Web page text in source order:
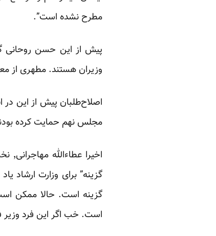
مطرح نشده است”.
پیش از این حسن روحانی
وزیران هستند. مطهری از
اصلاح‌طلبان پیش از این در
مجلس نهم حمایت کرده
گزینه” برای وزارت ارشاد
گزینه است. حالا ممکن
است. خب اگر این فرد